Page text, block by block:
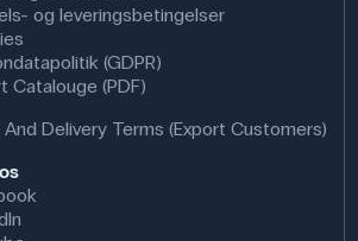
og leveringsbetingelser
(GDPR)
Catalouge (PDF)
And Delivery Terms (Export Customers)